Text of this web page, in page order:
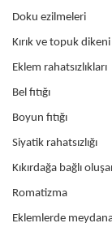
Doku ezilmeleri
Kırık ve topuk
Eklem rahatsızlıkları
Bel fıtığı
Boyun fıtığı
Siyatik rahatsızlığı
Kıkırdağa bağlı
Romatizma
Eklemlerde